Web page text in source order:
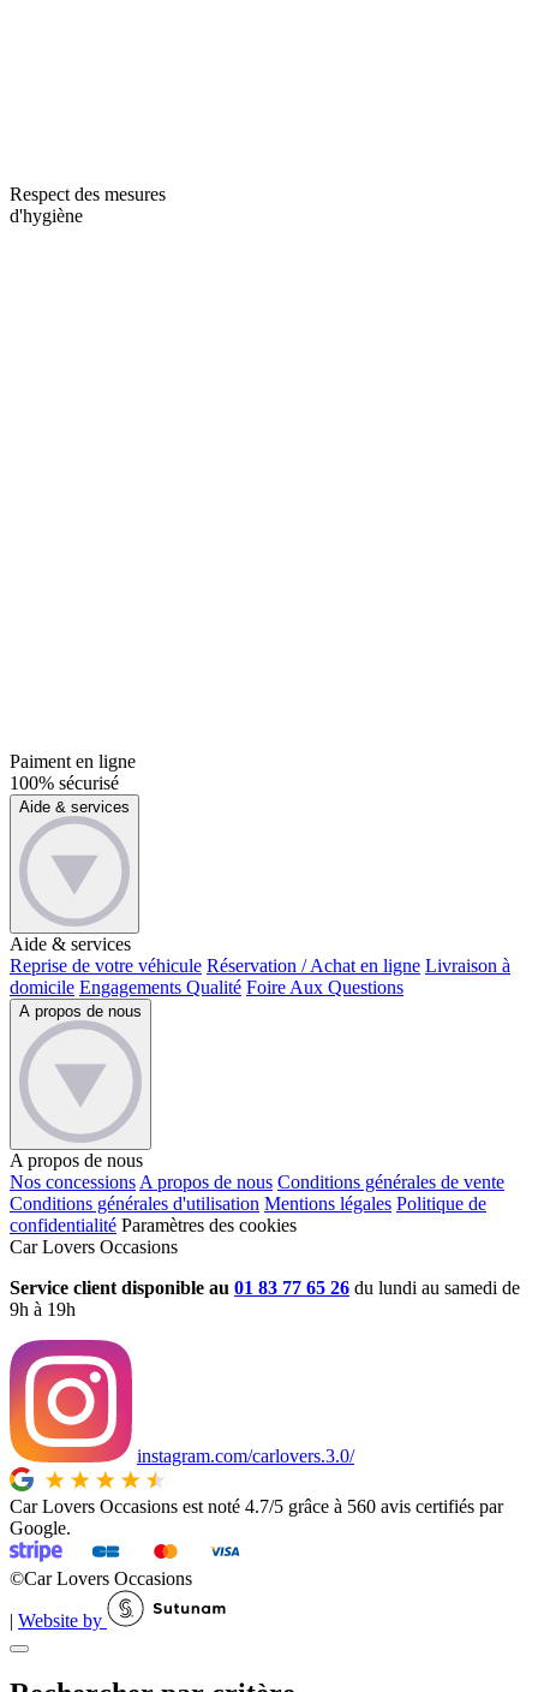
Respect des mesures
d'hygiène
Paiment en ligne
100% sécurisé
Aide & services
Aide & services
Reprise de votre véhicule Réservation / Achat en ligne Livraison à
domicile Engagements Qualité Foire Aux Questions
A propos de nous
A propos de nous
Nos concessions A propos de nous Conditions générales de vente
Conditions générales d'utilisation Mentions légales Politique de
confidentialité Paramètres des cookies
Car Lovers Occasions
Service client disponible au 01 83 77 65 26 du lundi au samedi de
9h à 19h
instagram.com/carlovers.3.0/
Car Lovers Occasions est noté 4.7/5 grâce à 560 avis certifiés par
Google.
©Car Lovers Occasions
| Website by